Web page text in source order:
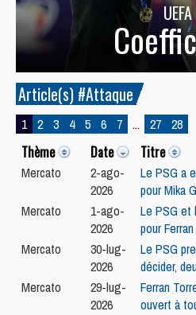
UEFA
Article(s) #Attaque
1 2 3 4 5 6 7 ... 27 28
Thème Date Titre
Mercato
2-ago-
2026
Le PSG a
pour Mika
Mercato
1-ago-
2026
Le PSG et
pour
Mercato
30-lug-
2026
Le PSG
décider,
Mercato
29-lug-
2026
Ferran
ouvert à